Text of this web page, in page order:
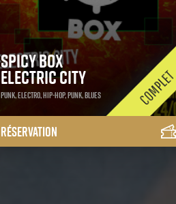
Spicy Box
Electric City
Punk, Electro, Hip-Hop, Punk, Blues
Réservation